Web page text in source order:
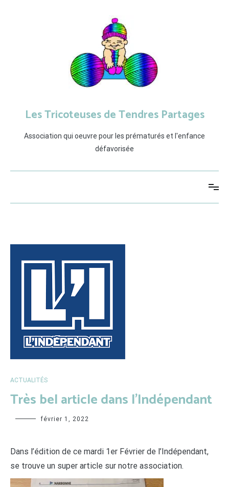
Les Tricoteuses de Tendres Partages
Association qui oeuvre pour les prématurés et l'enfance
défavorisée
ACTUALITÉS
Très bel article dans l’Indépendant
Sabrina février 1, 2022
Dans l’édition de ce mardi 1er Février de l’Indépendant,
se trouve un super article sur notre association.